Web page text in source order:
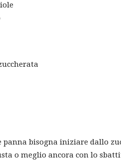
bisogna iniziare dallo
o meglio ancora con lo